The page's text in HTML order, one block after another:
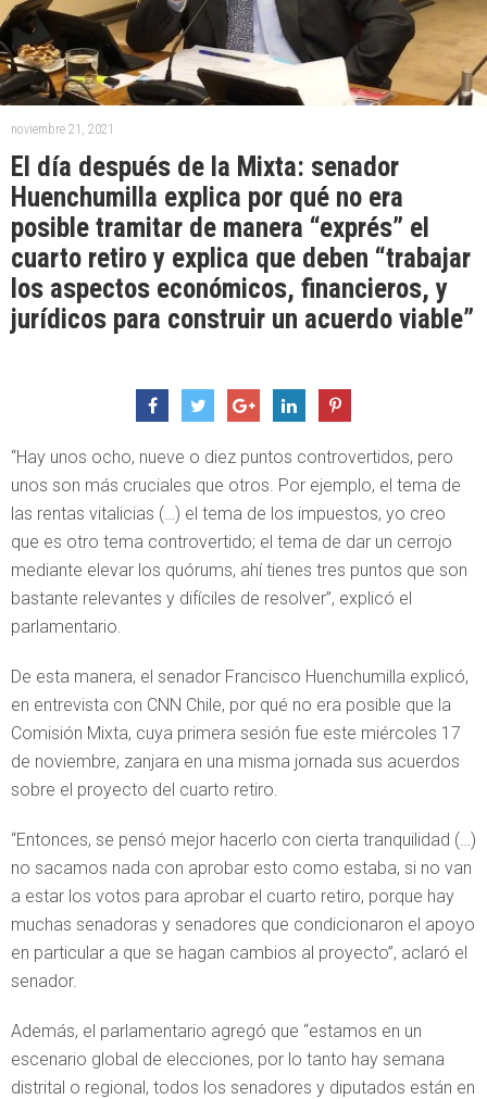
noviembre 21, 2021
El día después de la Mixta: senador
Huenchumilla explica por qué no era
posible tramitar de manera “exprés” el
cuarto retiro y explica que deben “trabajar
los aspectos económicos, financieros, y
jurídicos para construir un acuerdo viable”
“Hay unos ocho, nueve o diez puntos controvertidos, pero
unos son más cruciales que otros. Por ejemplo, el tema de
las rentas vitalicias (…) el tema de los impuestos, yo creo
que es otro tema controvertido; el tema de dar un cerrojo
mediante elevar los quórums, ahí tienes tres puntos que son
bastante relevantes y difíciles de resolver”, explicó el
parlamentario.
De esta manera, el senador Francisco Huenchumilla explicó,
en entrevista con CNN Chile, por qué no era posible que la
Comisión Mixta, cuya primera sesión fue este miércoles 17
de noviembre, zanjara en una misma jornada sus acuerdos
sobre el proyecto del cuarto retiro.
“Entonces, se pensó mejor hacerlo con cierta tranquilidad (…)
no sacamos nada con aprobar esto como estaba, si no van
a estar los votos para aprobar el cuarto retiro, porque hay
muchas senadoras y senadores que condicionaron el apoyo
en particular a que se hagan cambios al proyecto”, aclaró el
senador.
Además, el parlamentario agregó que “estamos en un
escenario global de elecciones, por lo tanto hay semana
distrital o regional, todos los senadores y diputados están en